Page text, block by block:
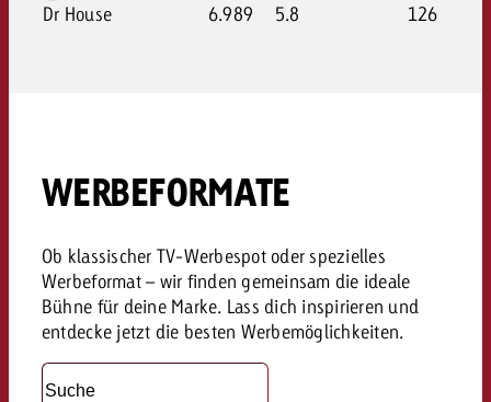
Dr House
6.989 5.8 126
WERBEFORMATE
Ob klassischer TV-Werbespot oder spezielles
Werbeformat – wir finden gemeinsam die ideale
Bühne für deine Marke. Lass dich inspirieren und
entdecke jetzt die besten Werbemöglichkeiten.